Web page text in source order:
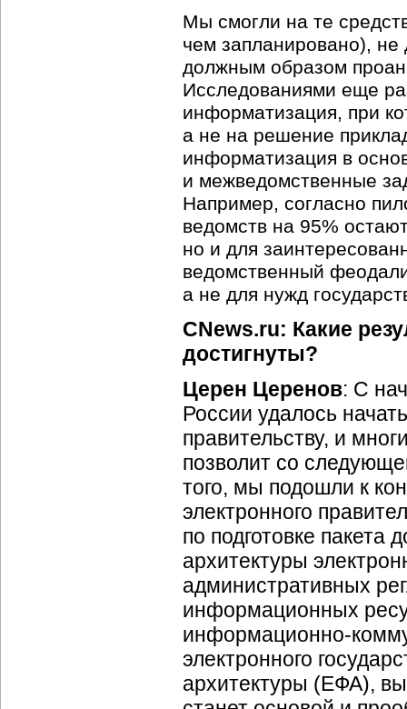
Мы смогли на те
чем запланировано),
должным образом
Исследованиями еще
информатизация, при
а не на решение
информатизация в
и межведомственные
Например, согласно
ведомств на 95%
но и для
ведомственный
а не для нужд
CNews.ru: Какие
достигнуты?
Церен Церенов: С
России удалось
правительству, и
позволит со
того, мы подошли к
электронного
по подготовке пакета
архитектуры
административных
информационных
информационно-
электронного
архитектуры (ЕФА),